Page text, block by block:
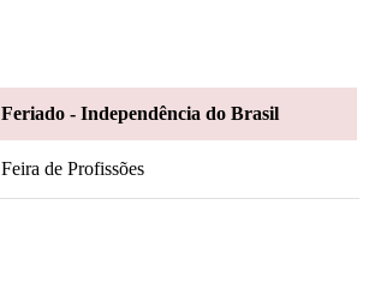
Feriado - Independência do Brasil
Feira de Profissões